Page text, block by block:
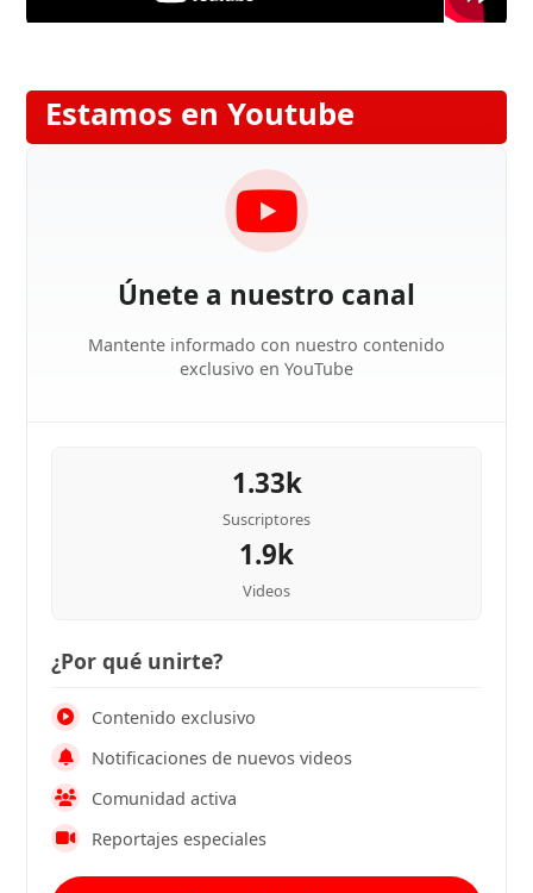
Estamos en Youtube
Únete a nuestro canal
Mantente informado con nuestro contenido
exclusivo en YouTube
1.33k
Suscriptores
1.9k
Videos
¿Por qué unirte?
Contenido exclusivo
Notificaciones de nuevos videos
Comunidad activa
Reportajes especiales